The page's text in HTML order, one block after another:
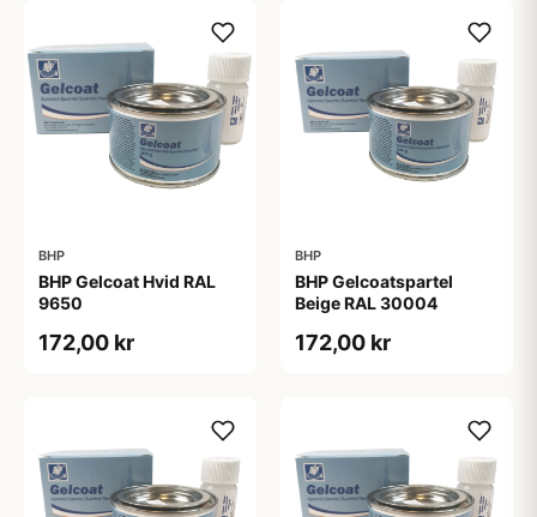
BHP
BHP Gelcoat Hvid RAL
9650
172,00 kr
BHP
BHP Gelcoatspartel
Beige RAL 30004
172,00 kr